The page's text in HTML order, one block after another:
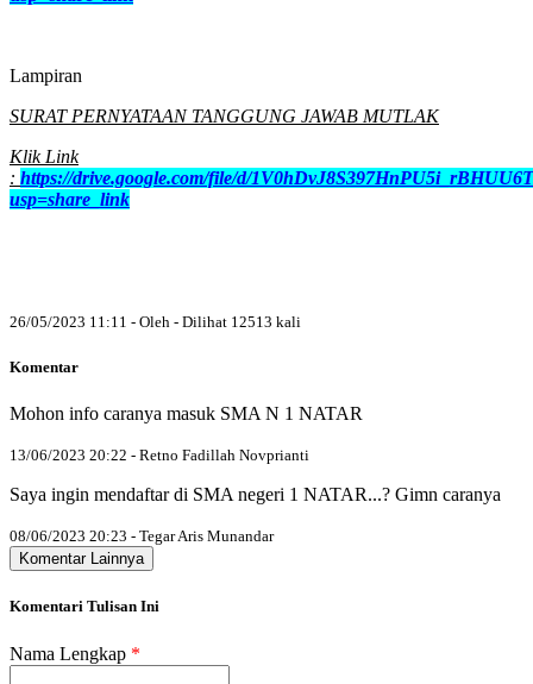
Lampiran
SURAT PERNYATAAN TANGGUNG JAWAB MUTLAK
Klik Link
: https://drive.google.com/file/d/
usp=share_link
26/05/2023 11:11 - Oleh - Dilihat 12513 kali
Komentar
Mohon info caranya masuk SMA N 1 NATAR
13/06/2023 20:22 - Retno Fadillah Novprianti
Saya ingin mendaftar di SMA negeri 1 NATAR...? Gimn caranya
08/06/2023 20:23 - Tegar Aris Munandar
Komentar Lainnya
Komentari Tulisan Ini
Nama Lengkap *